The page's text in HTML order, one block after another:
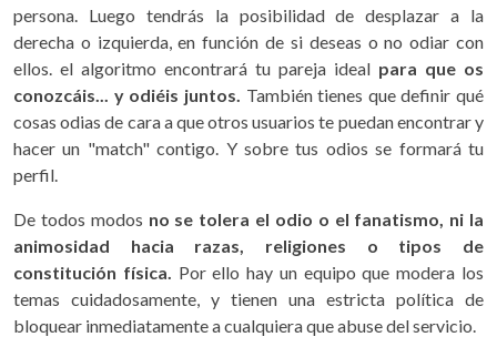
persona. Luego tendrás la posibilidad de desplazar a la
derecha o izquierda, en función de si deseas o no odiar con
ellos. el algoritmo encontrará tu pareja ideal para que os
conozcáis... y odiéis juntos. También tienes que definir qué
cosas odias de cara a que otros usuarios te puedan encontrar y
hacer un "match" contigo. Y sobre tus odios se formará tu
perfil.
De todos modos no se tolera el odio o el fanatismo, ni la
animosidad hacia razas, religiones o tipos de
constitución física.
Por ello hay un equipo que modera los
temas cuidadosamente, y tienen una estricta política de
bloquear inmediatamente a cualquiera que abuse del servicio.